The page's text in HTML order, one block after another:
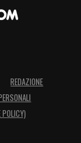
REDAZIONE
POLICY)